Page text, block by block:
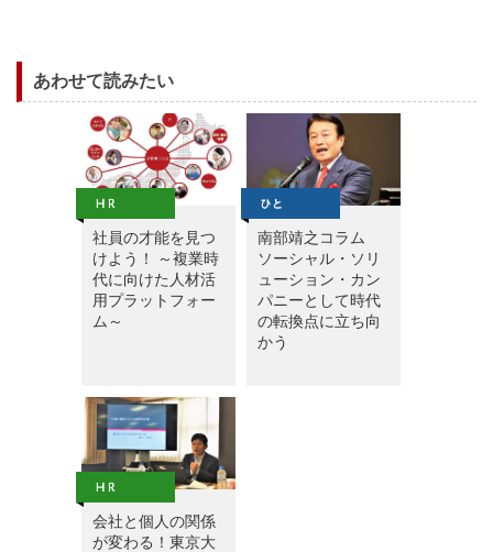
あわせて読みたい
社員の才能を見つ
けよう！ ～複業時
代に向けた人材活
用プラットフォー
ム～
南部靖之コラム
ソーシャル・ソリ
ューション・カン
パニーとして時代
の転換点に立ち向
かう
会社と個人の関係
が変わる！東京大